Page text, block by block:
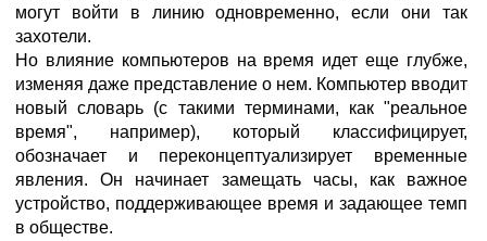
могут войти в линию одновременно, если они так
захотели.
Но влияние компьютеров на время идет еще глубже,
изменяя даже представление о нем. Компьютер вводит
новый словарь (с такими терминами, как "реальное
время", например), который классифицирует,
обозначает и переконцептуализирует временные
явления. Он начинает замещать часы, как важное
устройство, поддерживающее время и задающее темп
в обществе.